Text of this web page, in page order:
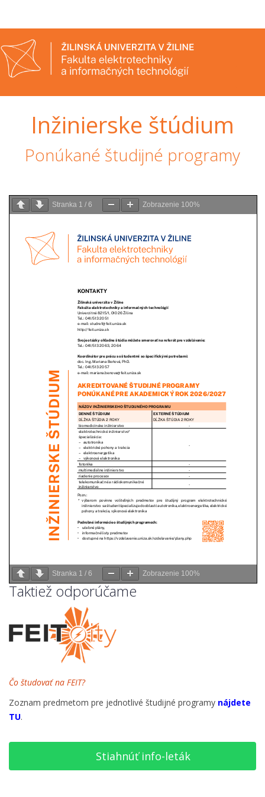
Inžinierske štúdium
Ponúkané študijné programy
Stranka 1 / 6 Zobrazenie 100%
Stranka 1 / 6 Zobrazenie 100%
Taktiež odporúčame
Čo študovať na FEIT?
Zoznam predmetom pre jednotlivé študijné programy nájdete
TU.
Stiahnúť info-leták